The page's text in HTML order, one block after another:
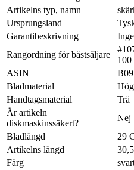
Artikelns typ, namn
Ursprungsland
Garantibeskrivning
Rangordning för bästsäljare
ASIN
Bladmaterial
Handtagsmaterial
Trä
Är artikeln
diskmaskinssäkert?
Nej
Bladlängd
29
Artikelns längd
Färg